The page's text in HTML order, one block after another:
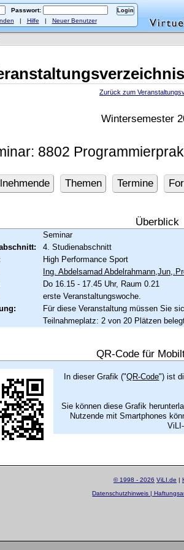
Passwort:
| Hilfe | Neuer Benutzer
Zurück zum
Wintersemester
8802
Themen Termine
Überblick
Seminar
4. Studienabschnitt
High Performance Sport
Ing. Abdelsamad Abdelrahmann ,
Do 16.15 - 17.45 Uhr, Raum 0.21
erste Veranstaltungswoche.
Für diese Veranstaltung müssen Sie
Teilnahmeplatz: 2 von 20 Plätzen
QR-Code für
In dieser Grafik ("QR-Code") ist
Sie können diese Grafik
Nutzende mit Smartphones
© 1998 - 2026 ViLI.de |
Datenschutzhinweis |